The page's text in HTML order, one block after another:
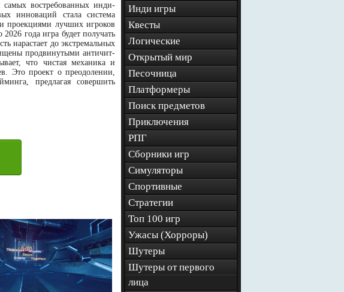
востребованных инди-
инноваций стала система
проекциями лучших игроков
года игра будет получать
нарастает до экстремальных
продвинутыми античит-
что чистая механика и
Это проект о преодолении,
предлагая совершить
Инди игры
Квесты
Логические
Открытый мир
Песочница
Платформеры
Поиск предметов
Приключения
РПГ
Сборники игр
Симуляторы
Спортивные
Стратегии
Топ 100 игр
Ужасы (Хорроры)
Шутеры
Шутеры от первого
лица